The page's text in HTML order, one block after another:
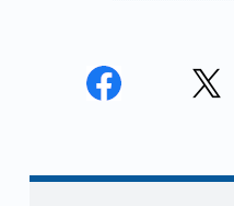
Unio
Unio
Navigazione articoli